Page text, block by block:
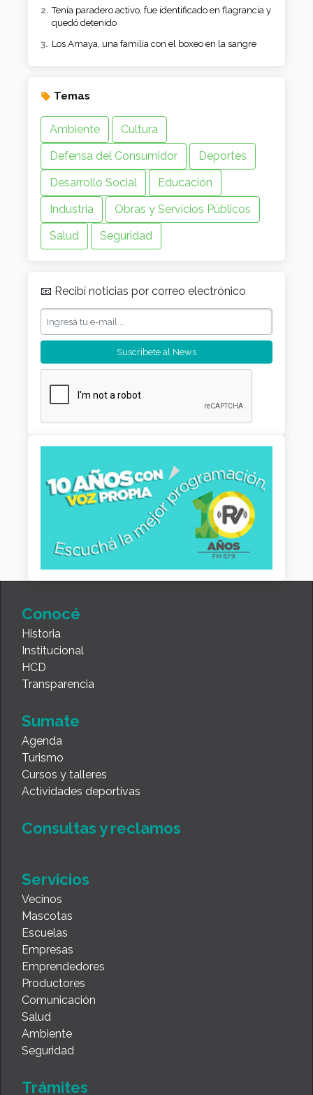
Tenía paradero activo, fue identificado en flagrancia y
quedó detenido
Los Amaya, una familia con el boxeo en la sangre
Temas
Ambiente
Cultura
Defensa del Consumidor
Deportes
Desarrollo Social
Educación
Industria
Obras y Servicios Públicos
Salud
Seguridad
📧 Recibí noticias por correo electrónico
Conocé
Historia
Institucional
HCD
Transparencia
Sumate
Agenda
Turismo
Cursos y talleres
Actividades deportivas
Consultas y reclamos
Servicios
Vecinos
Mascotas
Escuelas
Empresas
Emprendedores
Productores
Comunicación
Salud
Ambiente
Seguridad
Trámites